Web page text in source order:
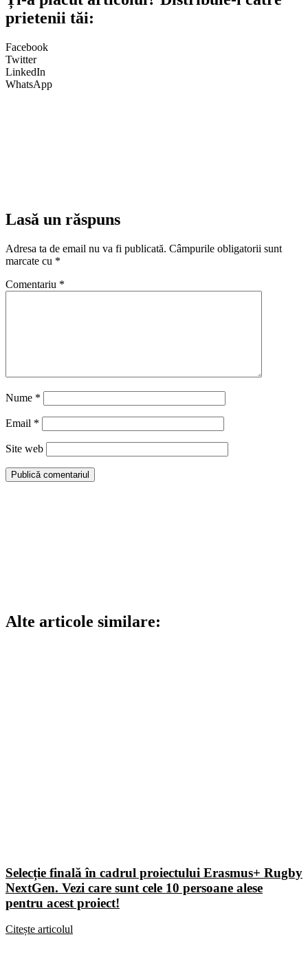
prietenii tăi:
Facebook
Twitter
LinkedIn
WhatsApp
Lasă un răspuns
Adresa ta de email nu va fi publicată. Câmpurile obligatorii sunt
marcate cu *
Comentariu *
Nume *
Email *
Site web
Alte articole similare:
Selecție finală în cadrul proiectului Erasmus+ Rugby
NextGen. Vezi care sunt cele 10 persoane alese
pentru acest proiect!
Citește articolul